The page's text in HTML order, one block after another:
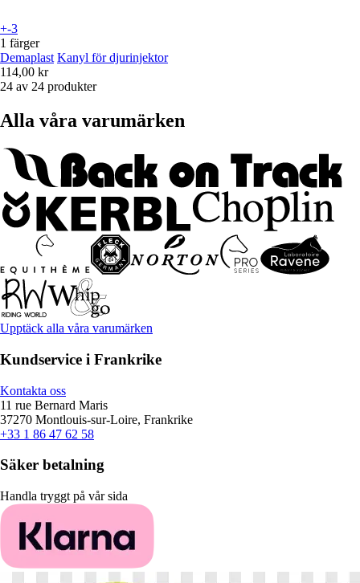
+-3
1 färger
Demaplast Kanyl för djurinjektor
114,00 kr
24 av 24 produkter
Alla våra varumärken
Upptäck alla våra varumärken
Kundservice i Frankrike
Kontakta oss
11 rue Bernard Maris
37270 Montlouis-sur-Loire, Frankrike
+33 1 86 47 62 58
Säker betalning
Handla tryggt på vår sida